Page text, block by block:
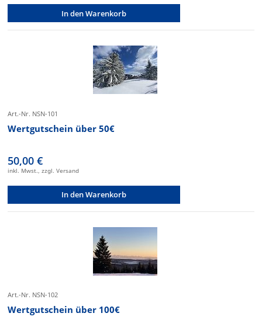
In den Warenkorb
Art.-Nr. NSN-101
Wertgutschein über 50€
50,00 €
inkl. Mwst., zzgl. Versand
In den Warenkorb
Art.-Nr. NSN-102
Wertgutschein über 100€